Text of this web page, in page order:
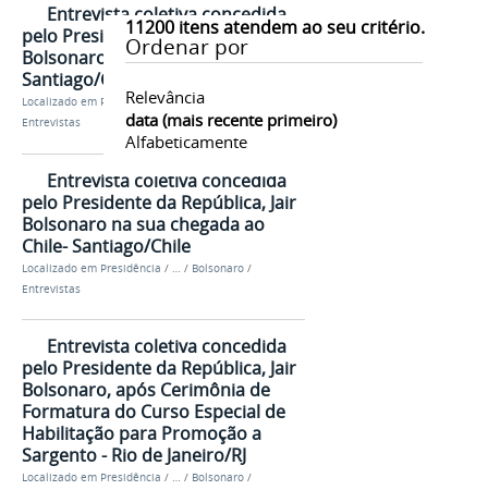
11200itens atendem ao seu critério.
Ordenar por
Relevância
data (mais recente primeiro)
Alfabeticamente
Entrevista coletiva concedida
pelo Presidente da República, Jair
Bolsonaro no Chile-
Santiago/Chile
Localizado em Presidência /…/Bolsonaro
Entrevistas
Entrevista coletiva concedida
pelo Presidente da República, Jair
Bolsonaro na sua chegada ao
Chile- Santiago/Chile
Localizado em Presidência / / Bolsonaro /
Entrevistas
Entrevista coletiva concedida
pelo Presidente da República, Jair
Bolsonaro, após Cerimônia de
Formatura do Curso Especial de
Habilitação para Promoção a
Sargento - Rio de Janeiro/RJ
Localizado em Presidência / … / Bolsonaro /